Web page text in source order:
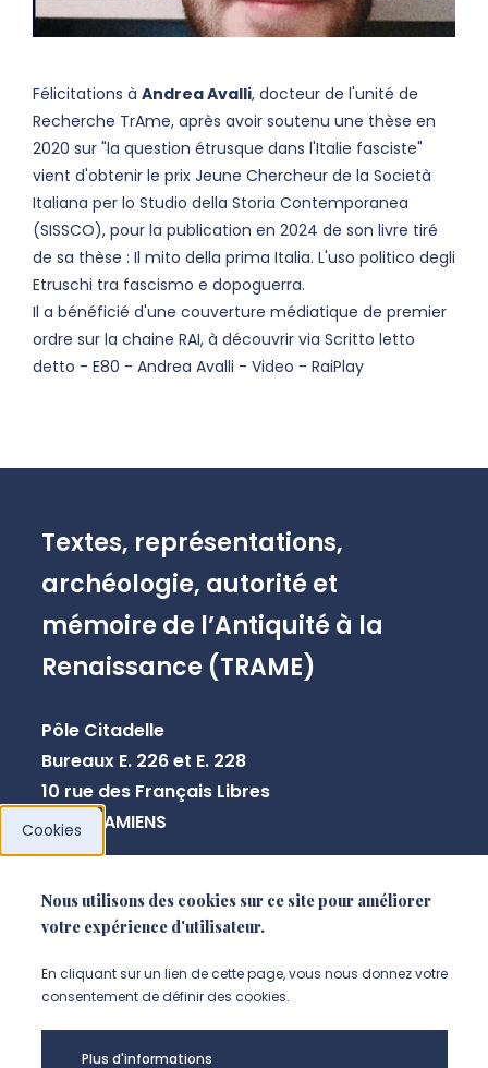
Félicitations à Andrea Avalli, docteur de l'unité de
Recherche TrAme, après avoir soutenu une thèse en
2020 sur "la question étrusque dans l'Italie fasciste"
vient d'obtenir le prix Jeune Chercheur de la Società
Italiana per lo Studio della Storia Contemporanea
(SISSCO), pour la publication en 2024 de son livre tiré
de sa thèse : Il mito della prima Italia. L'uso politico degli
Etruschi tra fascismo e dopoguerra.
Il a bénéficié d'une couverture médiatique de premier
ordre sur la chaine RAI, à découvrir via Scritto letto
detto - E80 - Andrea Avalli - Video - RaiPlay
Textes, représentations,
archéologie, autorité et
mémoire de l’Antiquité à la
Renaissance (TRAME)
Pôle Citadelle
Bureaux E. 226 et E. 228
10 rue des Français Libres
80080 AMIENS
NOUS CONTACTER
Cookies
Nous utilisons des cookies sur ce site pour améliorer
votre expérience d'utilisateur.
En cliquant sur un lien de cette page, vous nous donnez votre
consentement de définir des cookies.
Plus d'informations